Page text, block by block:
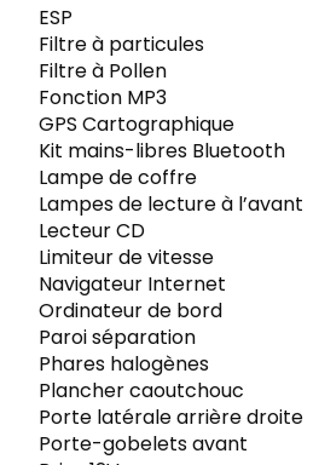
ESP
Filtre à particules
Filtre à Pollen
Fonction MP3
GPS Cartographique
Kit mains-libres Bluetooth
Lampe de coffre
Lampes de lecture à l’avant
Lecteur CD
Limiteur de vitesse
Navigateur Internet
Ordinateur de bord
Paroi séparation
Phares halogènes
Plancher caoutchouc
Porte latérale arrière droite
Porte-gobelets avant